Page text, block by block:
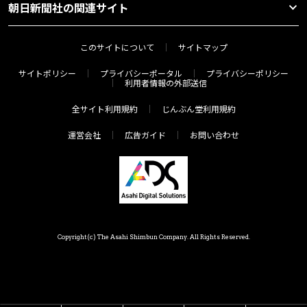
朝日新聞社の関連サイト
このサイトについて サイトマップ
サイトポリシー プライバシーポータル
プライバシーポリシー
利用者情報の外部送信
全サイト利用規約 じんぶん堂利用規約
運営会社 広告ガイド お問い合わせ
Copyright(c) The Asahi Shimbun Company. All Rights Reserved.